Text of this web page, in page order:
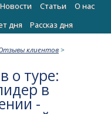
Новости Статьи
О нас
дня Рассказ дня
клиентов >
о туре:
в
-